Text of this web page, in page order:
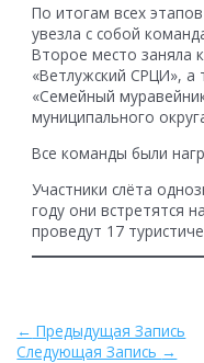
По итогам всех
увезла с собой
Второе место заняла
«Ветлужский СРЦИ»,
«Семейный
муниципального
Все команды были
Участники слёта
году они встретятся
проведут 17
Навигация
по
← Предыдущая Запись
Следующая Запись →